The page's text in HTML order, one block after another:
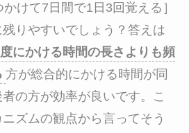
けて7日間で1日3回覚える］
りやすいでしょう？答えは
にかける時間の長さよりも頻
方が総合的にかける時間が同
の方が効率が良いです。こ
ズムの観点から言ってそう